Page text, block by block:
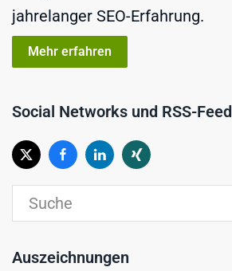
jahrelanger SEO-Erfahrung.
Mehr erfahren
Social Networks und RSS-Feed
Auszeichnungen